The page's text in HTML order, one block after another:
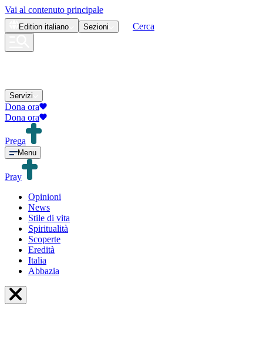
Vai al contenuto principale
Edition italiano Sezioni Cerca
Servizi
Dona ora
Dona ora
Prega
Menu
Pray
Opinioni
News
Stile di vita
Spiritualità
Scoperte
Eredità
Italia
Abbazia